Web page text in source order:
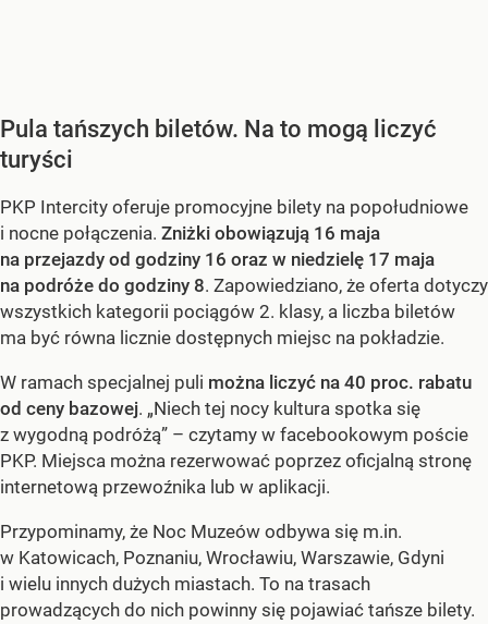
Pula tańszych biletów. Na to mogą liczyć
turyści
PKP Intercity oferuje promocyjne bilety na popołudniowe
i nocne połączenia. Zniżki obowiązują 16 maja
na przejazdy od godziny 16 oraz w niedzielę 17 maja
na podróże do godziny 8. Zapowiedziano, że oferta dotyczy
wszystkich kategorii pociągów 2. klasy, a liczba biletów
ma być równa licznie dostępnych miejsc na pokładzie.
W ramach specjalnej puli można liczyć na 40 proc. rabatu
od ceny bazowej. „Niech tej nocy kultura spotka się
z wygodną podróżą” – czytamy w facebookowym poście
PKP. Miejsca można rezerwować poprzez oficjalną stronę
internetową przewoźnika lub w aplikacji.
Przypominamy, że Noc Muzeów odbywa się m.in.
w Katowicach, Poznaniu, Wrocławiu, Warszawie, Gdyni
i wielu innych dużych miastach. To na trasach
prowadzących do nich powinny się pojawiać tańsze bilety.